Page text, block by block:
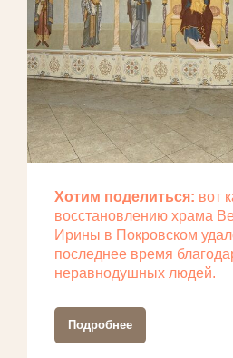
Хотим поделиться: вот
восстановлению храма
Ирины в Покровском
последнее время
неравнодушных людей.
Подробнее